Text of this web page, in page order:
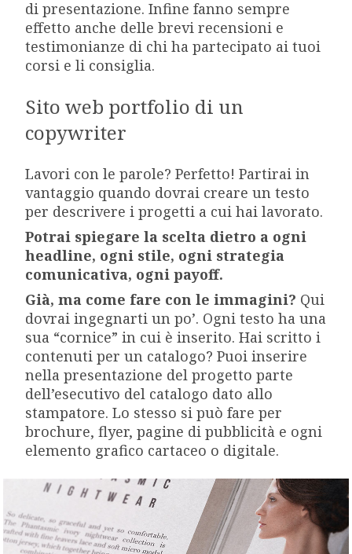
di presentazione. Infine fanno sempre
effetto anche delle brevi recensioni e
testimonianze di chi ha partecipato ai tuoi
corsi e li consiglia.
Sito web portfolio di un
copywriter
Lavori con le parole? Perfetto! Partirai in
vantaggio quando dovrai creare un testo
per descrivere i progetti a cui hai lavorato.
Potrai spiegare la scelta dietro a ogni
headline, ogni stile, ogni strategia
comunicativa, ogni payoff.
Già, ma come fare con le immagini? Qui
dovrai ingegnarti un po’. Ogni testo ha una
sua “cornice” in cui è inserito. Hai scritto i
contenuti per un catalogo? Puoi inserire
nella presentazione del progetto parte
dell’esecutivo del catalogo dato allo
stampatore. Lo stesso si può fare per
brochure, flyer, pagine di pubblicità e ogni
elemento grafico cartaceo o digitale.